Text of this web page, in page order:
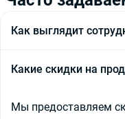
Как выглядит
Мы предлагаем 2
Вы присылаете ТЗ
Какие скидки на
Мы предоставляем